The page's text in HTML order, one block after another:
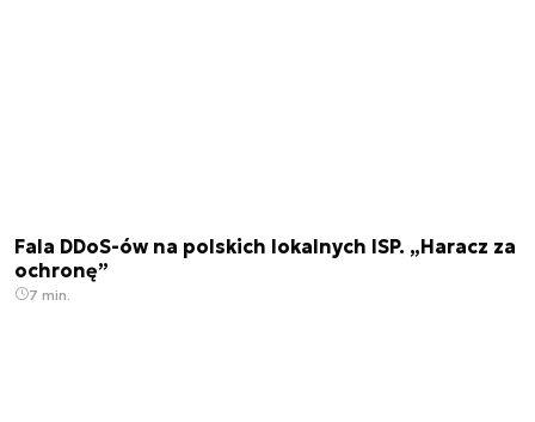
Fala DDoS-ów na polskich lokalnych ISP. „Haracz za
ochronę”
7 min.